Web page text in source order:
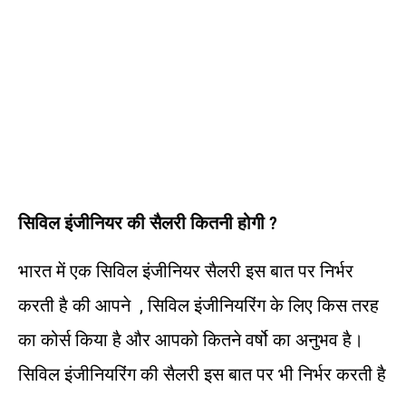
सिविलइंजीनियरकीसैलरीकितनीहोगी ?
भारत में एक सिविल इंजीनियर सैलरी इस बात पर निर्भर
करती है की आपने , सिविल इंजीनियरिंग के लिए किस तरह
का कोर्स किया है और आपको कितने वर्षो का अनुभव है।
सिविल इंजीनियरिंग की सैलरी इस बात पर भी निर्भर करती है